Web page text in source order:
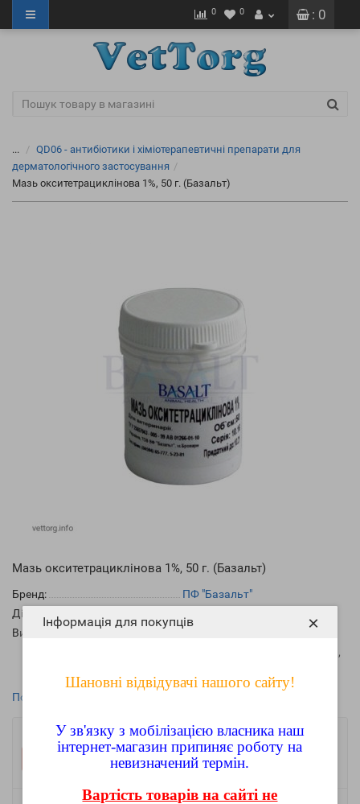
Інформація для покупців
Шановні відвідувачі нашого сайту!
У зв'язку з мобілізацією власника наш
інтернет-магазин припиняє роботу на
невизначений термін.
Вартість товарів на сайті не
×
: 0
0 0
...
QD06 - антибіотики і хіміотерапевтичні препарати для
дерматологічного застосування
Мазь окситетрациклінова 1%, 50 г. (Базальт)
Мазь окситетрациклінова 1%, 50 г. (Базальт)
Бренд:
ПФ "Базальт"
Діючі речовини
Види тварин
корови, бики, телята, вівці,
кози, коні, свині, собаки, коти,
Показати всі характеристики
Постачальник: